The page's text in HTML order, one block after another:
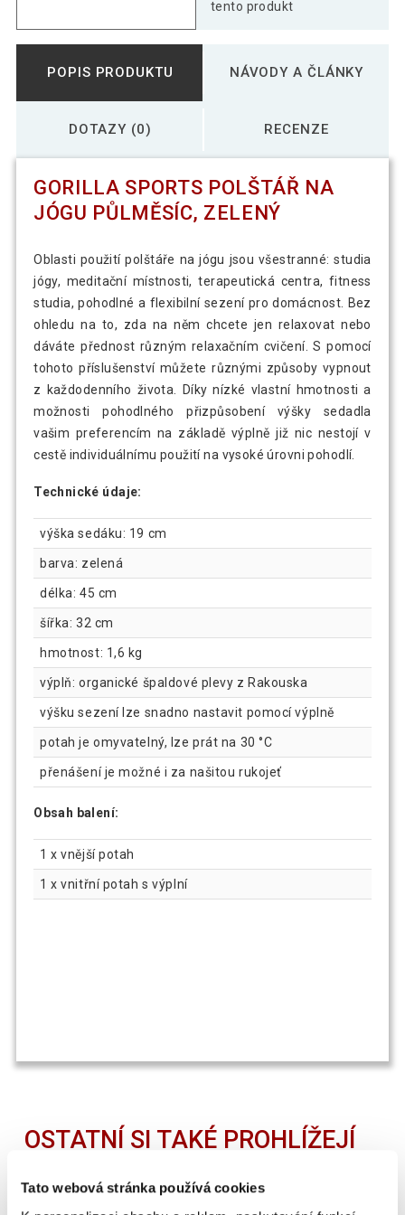
Tato webová stránka používá cookies
tmavě modrý
469 Kč
tento produkt
POPIS PRODUKTU NÁVODY A ČLÁNKY
DOTAZY (0) RECENZE
GORILLA SPORTS POLŠTÁŘ NA
JÓGU PŮLMĚSÍC, ZELENÝ
Oblasti použití polštáře na jógu jsou všestranné: studia
jógy, meditační místnosti, terapeutická centra, fitness
studia, pohodlné a flexibilní sezení pro domácnost. Bez
ohledu na to, zda na něm chcete jen relaxovat nebo
dáváte přednost různým relaxačním cvičení. S pomocí
tohoto příslušenství můžete různými způsoby vypnout
z každodenního života. Díky nízké vlastní hmotnosti a
možnosti pohodlného přizpůsobení výšky sedadla
vašim preferencím na základě výplně již nic nestojí v
cestě individuálnímu použití na vysoké úrovni pohodlí.
Technické údaje:
výška sedáku: 19 cm
barva: zelená
délka: 45 cm
šířka: 32 cm
hmotnost: 1,6 kg
výplň: organické špaldové plevy z Rakouska
výšku sezení lze snadno nastavit pomocí výplně
potah je omyvatelný, lze prát na 30 °C
přenášení je možné i za našitou rukojeť
Obsah balení:
1 x vnější potah
1 x vnitřní potah s výplní
OSTATNÍ SI TAKÉ PROHLÍŽEJÍ